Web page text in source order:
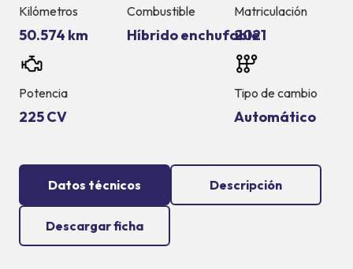
Kilómetros
50.574 km
Combustible
Híbrido enchufable
Matriculación
2021
Potencia
225 CV
Tipo de cambio
Automático
Datos técnicos Descripción
Descargar ficha